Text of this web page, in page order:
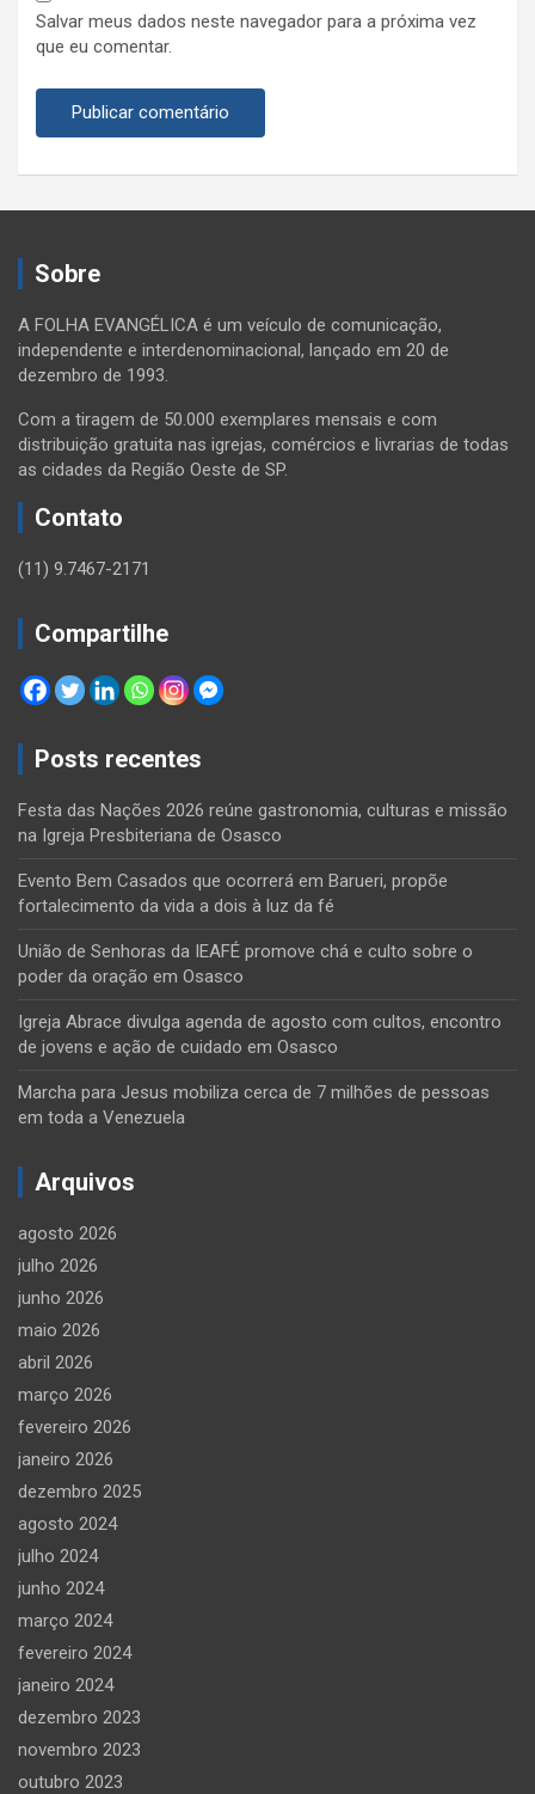
Salvar meus dados neste navegador para a próxima vez
que eu comentar.
Sobre
A FOLHA EVANGÉLICA é um veículo de comunicação,
independente e interdenominacional, lançado em 20 de
dezembro de 1993.
Com a tiragem de 50.000 exemplares mensais e com
distribuição gratuita nas igrejas, comércios e livrarias de todas
as cidades da Região Oeste de SP.
Contato
(11) 9.7467-2171
Compartilhe
Posts recentes
Festa das Nações 2026 reúne gastronomia, culturas e missão
na Igreja Presbiteriana de Osasco
Evento Bem Casados que ocorrerá em Barueri, propõe
fortalecimento da vida a dois à luz da fé
União de Senhoras da IEAFÉ promove chá e culto sobre o
poder da oração em Osasco
Igreja Abrace divulga agenda de agosto com cultos, encontro
de jovens e ação de cuidado em Osasco
Marcha para Jesus mobiliza cerca de 7 milhões de pessoas
em toda a Venezuela
Arquivos
agosto 2026
julho 2026
junho 2026
maio 2026
abril 2026
março 2026
fevereiro 2026
janeiro 2026
dezembro 2025
agosto 2024
julho 2024
junho 2024
março 2024
fevereiro 2024
janeiro 2024
dezembro 2023
novembro 2023
outubro 2023